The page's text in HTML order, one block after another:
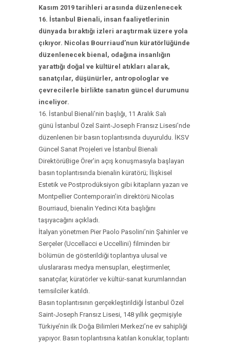
Kasım 2019 tarihleri arasında düzenlenecek
16. İstanbul Bienali, insan faaliyetlerinin
dünyada bıraktığı izleri araştırmak üzere yola
çıkıyor. Nicolas Bourriaud’nun küratörlüğünde
düzenlenecek bienal, odağına insanlığın
yarattığı doğal ve kültürel atıkları alarak,
sanatçılar, düşünürler, antropologlar ve
çevrecilerle birlikte sanatın güncel durumunu
inceliyor.
16. İstanbul Bienali’nin başlığı, 11 Aralık Salı
günü İstanbul Özel Saint-Joseph Fransız Lisesi’nde
düzenlenen bir basın toplantısında duyuruldu. İKSV
Güncel Sanat Projeleri ve İstanbul Bienali
DirektörüBige Örer’in açış konuşmasıyla başlayan
basın toplantısında bienalin küratörü; İlişkisel
Estetik ve Postprodüksiyon gibi kitapların yazarı ve
Montpellier Contemporain’in direktörü Nicolas
Bourriaud, bienalin Yedinci Kıta başlığını
taşıyacağını açıkladı.
İtalyan yönetmen Pier Paolo Pasolini’nin Şahinler ve
Serçeler (Uccellacci e Uccellini) filminden bir
bölümün de gösterildiği toplantıya ulusal ve
uluslararası medya mensupları, eleştirmenler,
sanatçılar, küratörler ve kültür-sanat kurumlarından
temsilciler katıldı.
Basın toplantısının gerçekleştirildiği İstanbul Özel
Saint-Joseph Fransız Lisesi, 148 yıllık geçmişiyle
Türkiye’nin ilk Doğa Bilimleri Merkezi’ne ev sahipliği
yapıyor. Basın toplantısına katılan konuklar, toplantı